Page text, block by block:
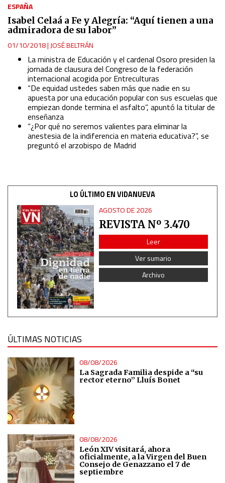
ESPAÑA
Isabel Celaá a Fe y Alegría: “Aquí tienen a una
admiradora de su labor”
01/10/2018| JOSÉ BELTRÁN
La ministra de Educación y el cardenal Osoro presiden la
jornada de clausura del Congreso de la federación
internacional acogida por Entreculturas
“De equidad ustedes saben más que nadie en su
apuesta por una educación popular con sus escuelas que
empiezan donde termina el asfalto”, apuntó la titular de
enseñanza
“¿Por qué no seremos valientes para eliminar la
anestesia de la indiferencia en materia educativa?”, se
preguntó el arzobispo de Madrid
LO ÚLTIMO EN VIDANUEVA
AGOSTO DE 2026
REVISTA Nº 3.470
Leer
Ver sumario
Archivo
ÚLTIMAS NOTICIAS
08/08/2026
La Sagrada Familia despide a “su
rector eterno” Lluís Bonet
08/08/2026
León XIV visitará, ahora
oficialmente, a la Virgen del Buen
Consejo de Genazzano el 7 de
septiembre